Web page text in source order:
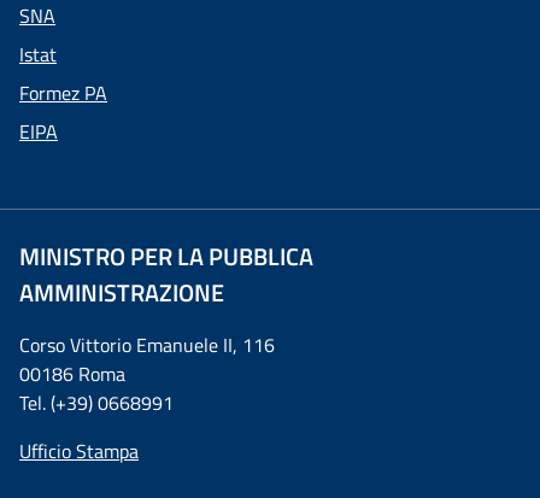
SNA
Istat
Formez PA
EIPA
MINISTRO PER LA PUBBLICA
AMMINISTRAZIONE
Corso Vittorio Emanuele II, 116
00186 Roma
Tel. (+39) 0668991
Ufficio Stampa